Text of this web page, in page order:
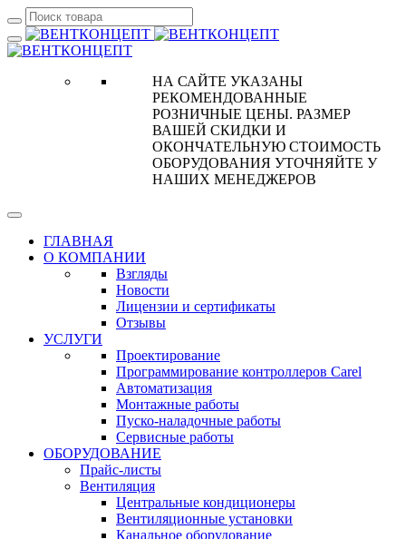
НА САЙТЕ УКАЗАНЫ
РЕКОМЕНДОВАННЫЕ
РОЗНИЧНЫЕ ЦЕНЫ. РАЗМЕР
ВАШЕЙ СКИДКИ И
ОКОНЧАТЕЛЬНУЮ СТОИМОСТЬ
ОБОРУДОВАНИЯ УТОЧНЯЙТЕ У
НАШИХ МЕНЕДЖЕРОВ
ГЛАВНАЯ
О КОМПАНИИ
Взгляды
Новости
Лицензии и сертификаты
Отзывы
УСЛУГИ
Проектирование
Программирование контроллеров Carel
Автоматизация
Монтажные работы
Пуско-наладочные работы
Сервисные работы
ОБОРУДОВАНИЕ
Прайс-листы
Вентиляция
Центральные кондиционеры
Вентиляционные установки
Канальное оборудование